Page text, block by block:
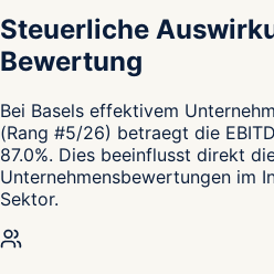
Steuerliche
Bewertung
Bei Basels effektivem
(Rang #5/26) betraegt die
87.0%. Dies beeinflusst direkt
Unternehmensbewertungen im
Sektor.